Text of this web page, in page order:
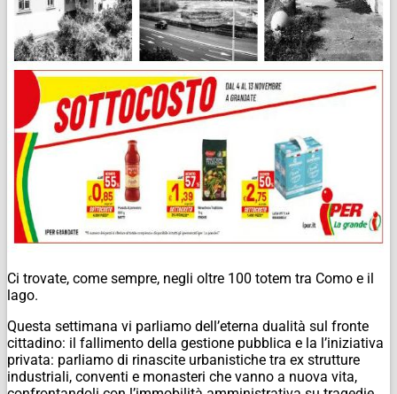
Ci trovate, come sempre, negli oltre 100 totem tra Como e il
lago.
Questa settimana vi parliamo dell’eterna dualità sul fronte
cittadino: il fallimento della gestione pubblica e la l’iniziativa
privata: parliamo di rinascite urbanistiche tra ex strutture
industriali, conventi e monasteri che vanno a nuova vita,